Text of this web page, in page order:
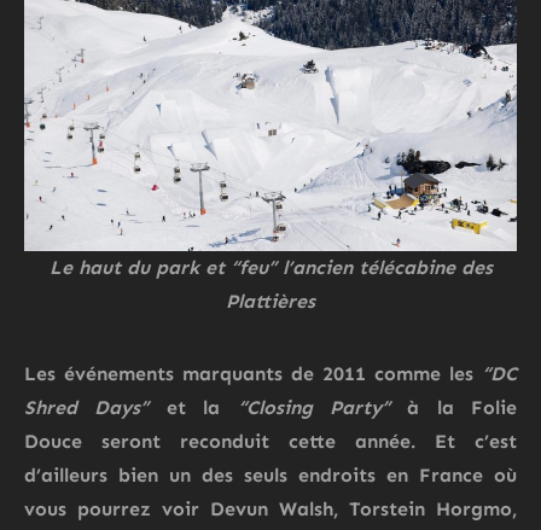
Le haut du park et “feu” l’ancien télécabine des
Plattières
Les événements marquants de 2011 comme les “DC
Shred Days”et la “Closing Party”à la Folie
Douce seront reconduit cette année. Et c’est
d’ailleurs bien un des seuls endroits en France où
vous pourrez voir Devun Walsh, Torstein Horgmo,